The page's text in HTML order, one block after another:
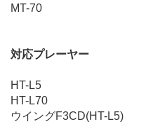
MT-70
対応プレーヤー
HT-L5
HT-L70
ウイングF3CD(HT-L5)